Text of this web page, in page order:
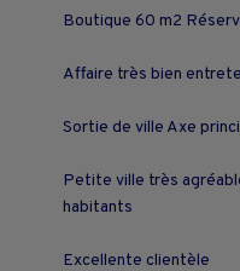
Boutique 60 m2
Affaire très bien
Sortie de ville Axe
Petite ville très
habitants
Excellente clientèle